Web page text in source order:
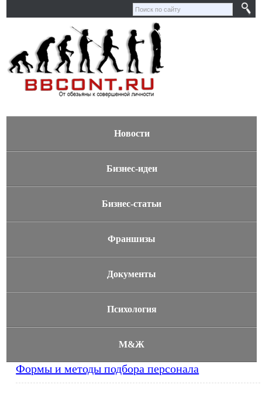
Новости
Бизнес-идеи
Бизнес-статьи
Франшизы
Документы
Психология
М&Ж
Формы и методы подбора персонала